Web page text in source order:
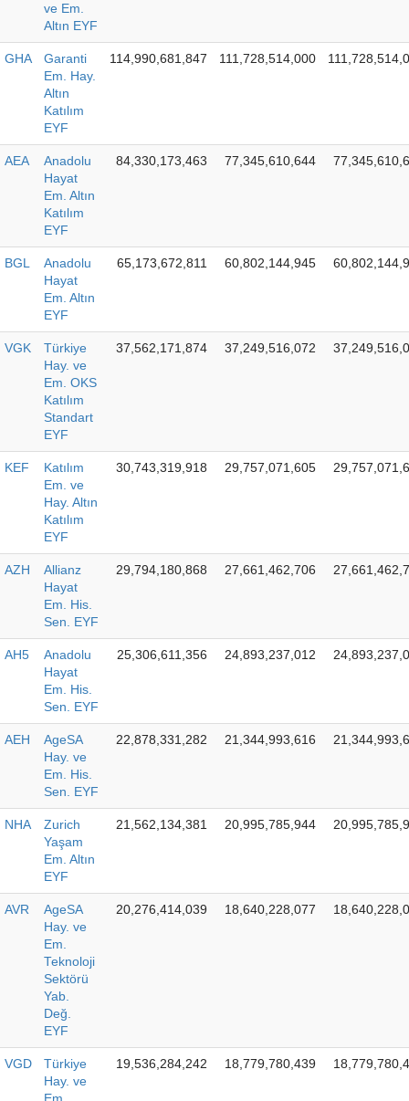
ve Em.
Altın EYF
GHA
Garanti
Em. Hay.
Altın
Katılım
EYF
114,990,681,847 111,728,514,000
AEA
Anadolu
Hayat
Em. Altın
Katılım
EYF
84,330,173,463 77,345,610,644
BGL
Anadolu
Hayat
Em. Altın
EYF
65,173,672,811 60,802,144,945
VGK
Türkiye
Hay. ve
Em. OKS
Katılım
Standart
EYF
37,562,171,874 37,249,516,072
KEF
Katılım
Em. ve
Hay. Altın
Katılım
EYF
30,743,319,918 29,757,071,605
AZH
Allianz
Hayat
Em. His.
Sen. EYF
29,794,180,868 27,661,462,706
AH5
Anadolu
Hayat
Em. His.
Sen. EYF
25,306,611,356 24,893,237,012
AEH
AgeSA
Hay. ve
Em. His.
Sen. EYF
22,878,331,282 21,344,993,616
NHA
Zurich
Yaşam
Em. Altın
EYF
21,562,134,381 20,995,785,944
AVR
AgeSA
Hay. ve
Em.
Teknoloji
Sektörü
Yab.
Değ.
EYF
20,276,414,039 18,640,228,077
VGD
Türkiye
Hay. ve
19,536,284,242 18,779,780,439